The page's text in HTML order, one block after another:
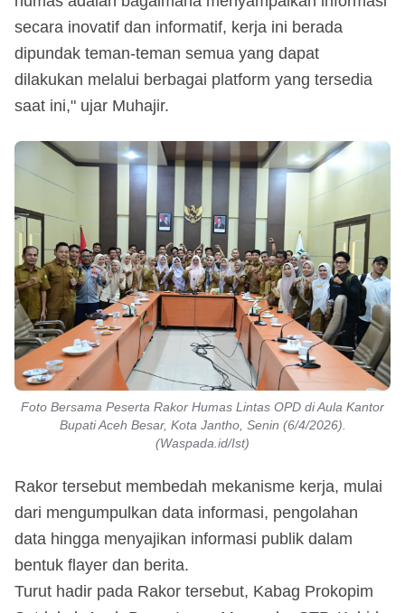
secara inovatif dan informatif, kerja ini berada
dipundak teman-teman semua yang dapat
dilakukan melalui berbagai platform yang tersedia
saat ini," ujar Muhajir.
Foto Bersama Peserta Rakor Humas Lintas OPD di Aula Kantor
Bupati Aceh Besar, Kota Jantho, Senin (6/4/2026).
(Waspada.id/Ist)
Rakor tersebut membedah mekanisme kerja, mulai
dari mengumpulkan data informasi, pengolahan
data hingga menyajikan informasi publik dalam
bentuk flayer dan berita.
Turut hadir pada Rakor tersebut, Kabag Prokopim